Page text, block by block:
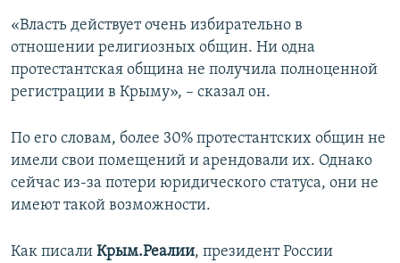
«Власть действует очень избирательно в
отношении религиозных общин. Ни одна
протестантская община не получила полноценной
регистрации в Крыму», – сказал он.
По его словам, более 30% протестантских общин не
имели свои помещений и арендовали их. Однако
сейчас из-за потери юридического статуса, они не
имеют такой возможности.
Как писали Крым.Реалии, президент России